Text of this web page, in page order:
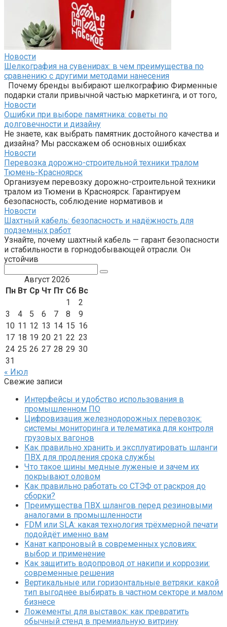
Новости
Шелкография на сувенирах: в чем преимущества по
сравнению с другими методами нанесения
Почему бренды выбирают шелкографию Фирменные
подарки стали привычной частью маркетинга, и от того,
Новости
Ошибки при выборе памятника: советы по
долговечности и дизайну
Не знаете, как выбрать памятник достойного качества и
дизайна? Мы расскажем об основных ошибках
Новости
Перевозка дорожно-строительной техники тралом
Тюмень-Красноярск
Организуем перевозку дорожно-строительной техники
тралом из Тюмени в Красноярск. Гарантируем
безопасность, соблюдение нормативов и
Новости
Шахтный кабель: безопасность и надёжность для
подземных работ
Узнайте, почему шахтный кабель — гарант безопасности
и стабильности в горнодобывающей отрасли. Он
устойчив
Август 2026
Пн Вт Ср Чт Пт Сб Вс
1
2
3
4 5 6 7 8
9
10 11 12 13 14 15 16
17 18 19 20 21 22 23
24 25 26 27 28 29 30
31
« Июл
Свежие записи
Интерфейсы и удобство использования в
промышленном ПО
Цифровизация железнодорожных перевозок:
системы мониторинга и телематика для контроля
грузовых вагонов
Как правильно хранить и эксплуатировать шланги
ПВХ для продления срока службы
Что такое шины медные луженые и зачем их
покрывают оловом
Как правильно работать со СТЭФ от раскроя до
сборки?
Преимущества ПВХ шлангов перед резиновыми
аналогами в промышленности
FDM или SLA: какая технология трёхмерной печати
подойдёт именно вам
Канат капроновый в современных условиях:
выбор и применение
Как защитить водопровод от накипи и коррозии:
современные решения
Вертикальные или горизонтальные ветряки: какой
тип выгоднее выбирать в частном секторе и малом
бизнесе
Ложементы для выставок: как превратить
обычный стенд в премиальную витрину